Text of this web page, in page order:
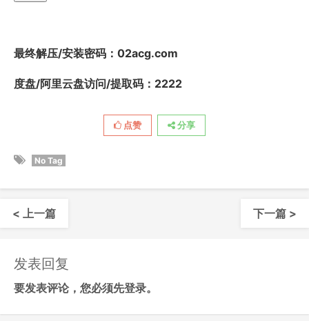
最终解压/安装密码 ：02acg.com
度盘/阿里云盘访问/提取码：2222
点赞 分享
No Tag
< 上一篇 下一篇 >
发表回复
要发表评论，您必须先登录。